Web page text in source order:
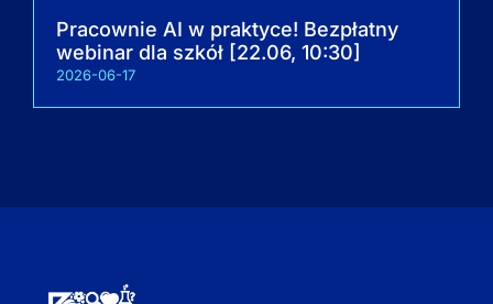
Pracownie AI w praktyce! Bezpłatny
webinar dla szkół [22.06, 10:30]
2026-06-17